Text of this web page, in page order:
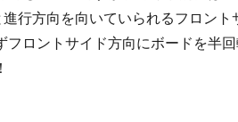
進行方向を向いていられるフロン
フロントサイド方向にボードを半